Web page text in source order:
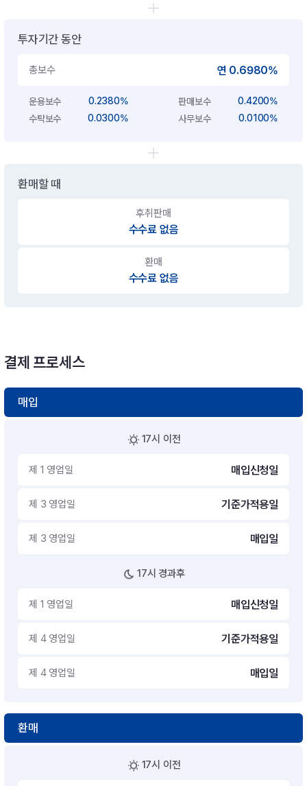
투자기간 동안
총보수 연 0.6980%
운용보수 0.2380% 판매보수
0.4200%
수탁보수
0.0300% 사무보수 0.0100%
환매할 때
후취판매
수수료 없음
환매
수수료 없음
결제 프로세스
매입
17시 이전
제 1 영업일 매입신청일
제 3 영업일 기준가적용일
제 3 영업일 매입일
17시 경과후
제 1 영업일 매입신청일
제 4 영업일 기준가적용일
제 4 영업일 매입일
환매
17시 이전